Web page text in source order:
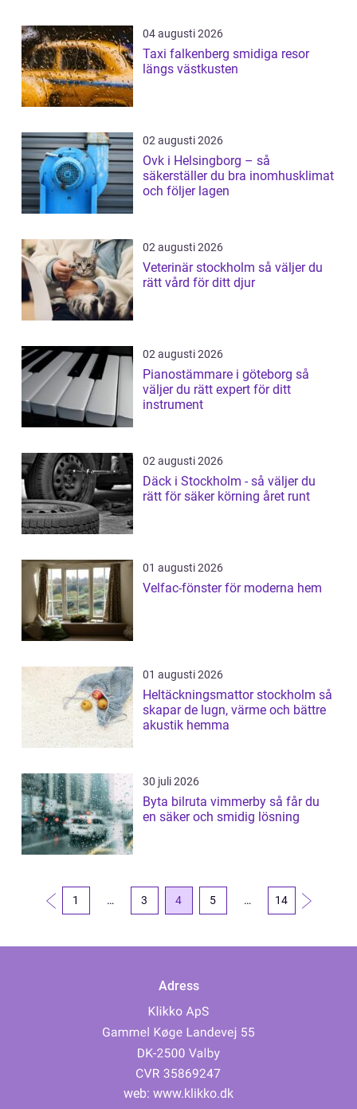
04 augusti 2026
Taxi falkenberg smidiga resor
längs västkusten
02 augusti 2026
Ovk i Helsingborg – så
säkerställer du bra inomhusklimat
och följer lagen
02 augusti 2026
Veterinär stockholm så väljer du
rätt vård för ditt djur
02 augusti 2026
Pianostämmare i göteborg så
väljer du rätt expert för ditt
instrument
02 augusti 2026
Däck i Stockholm - så väljer du
rätt för säker körning året runt
01 augusti 2026
Velfac-fönster för moderna hem
01 augusti 2026
Heltäckningsmattor stockholm så
skapar de lugn, värme och bättre
akustik hemma
30 juli 2026
Byta bilruta vimmerby så får du
en säker och smidig lösning
1 … 3 4 5 … 14
Adress
web: www.klikko.dk